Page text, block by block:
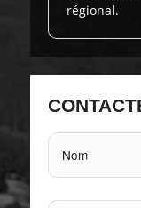
régional.